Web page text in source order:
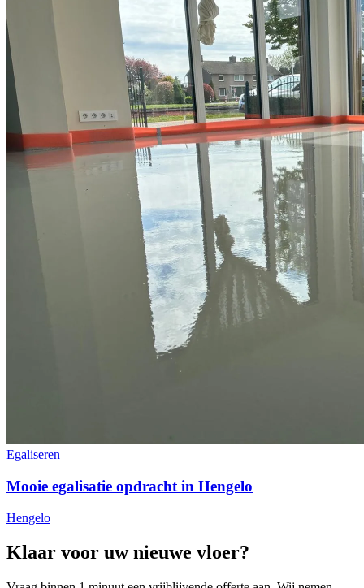
Egaliseren
Mooie egalisatie opdracht in Hengelo
Hengelo
Klaar voor uw nieuwe vloer?